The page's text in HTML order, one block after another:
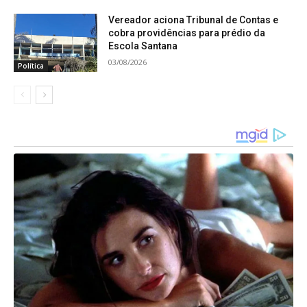
Política
Vereador aciona Tribunal de Contas e
cobra providências para prédio da
Escola Santana
03/08/2026